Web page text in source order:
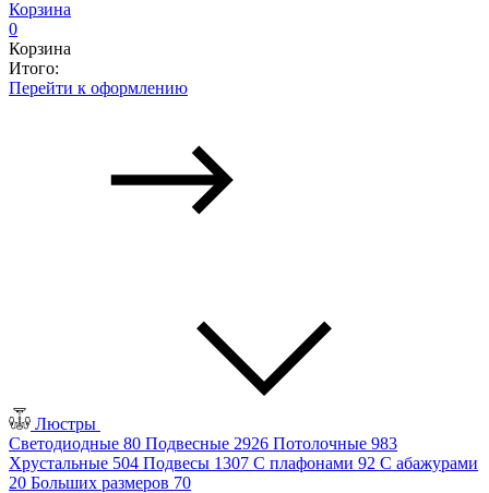
Корзина
0
Корзина
Итого:
Перейти к оформлению
Люстры
Светодиодные 80 Подвесные 2926 Потолочные 983
Хрустальные 504 Подвесы 1307 С плафонами 92 С абажурами
20 Больших размеров 70